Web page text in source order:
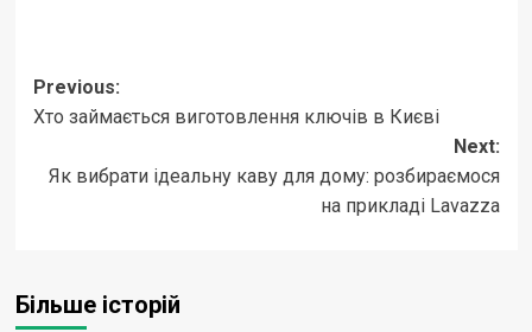
Post
navigation
Previous:
Хто займається виготовлення ключів в Києві
Next:
Як вибрати ідеальну каву для дому: розбираємося
на прикладі Lavazza
Більше історій